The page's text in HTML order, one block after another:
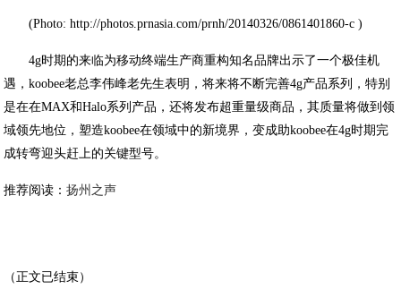
(Photo: http://photos.prnasia.com/prnh/20140326/0861401860-c )
4g时期的来临为移动终端生产商重构知名品牌出示了一个极佳机
遇，koobee老总李伟峰老先生表明，将来将不断完善4g产品系列，特别
是在在MAX和Halo系列产品，还将发布超重量级商品，其质量将做到领
域领先地位，塑造koobee在领域中的新境界，变成助koobee在4g时期完
成转弯迎头赶上的关键型号。
推荐阅读：扬州之声
（正文已结束）